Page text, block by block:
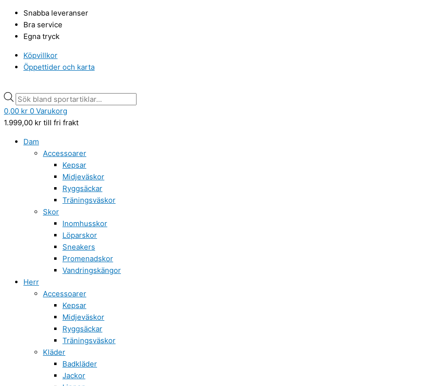
innehåll
Snabba leveranser
Bra service
Egna tryck
Köpvillkor
Öppettider och karta
search
0,00 kr 0 Varukorg
1.999,00 kr till fri frakt
Dam
Accessoarer
Kepsar
Midjeväskor
Ryggsäckar
Träningsväskor
Skor
Inomhusskor
Löparskor
Sneakers
Promenadskor
Vandringskängor
Herr
Accessoarer
Kepsar
Midjeväskor
Ryggsäckar
Träningsväskor
Kläder
Badkläder
Jackor
search
Molten
BG5000
mängd